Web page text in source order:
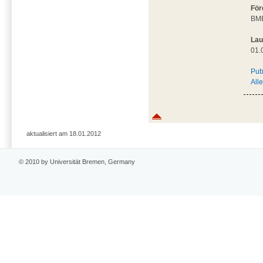
aktualisiert am 18.01.2012
© 2010 by Universität Bremen, Germany